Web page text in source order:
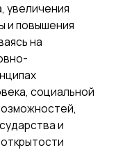
увеличения
и повышения
на
социальной
и